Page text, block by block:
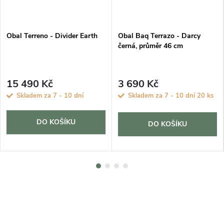
Obal Terreno - Divider Earth
15 490 Kč
Skladem za 7 - 10 dní
DO KOŠÍKU
Obal Baq Terrazo - Darcy
černá, průměr 46 cm
3 690 Kč
Skladem za 7 - 10 dní 20 ks
DO KOŠÍKU